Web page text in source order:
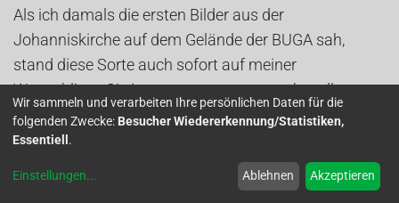
Als ich damals die ersten Bilder aus der
Johanniskirche auf dem Gelände der BUGA sah,
stand diese Sorte auch sofort auf meiner
Wunschliste. Sie ist zwar etwas anspruchsvoller,
belohnt aber die Mühen mit reichlich Blüten und
gutem Zuwachs. Sie ist leider etwas nässe- und
hitzeempfindlich im Sommer. Sie sollte am besten in
den Halbschatten. Kalte und besonders nasse Füße
Wir sammeln und verarbeiten Ihre persönlichen Daten für die
folgenden Zwecke: Besucher Wiedererkennung/Statistiken,
Essentiell .
Einstellungen... Ablehnen Akzeptieren